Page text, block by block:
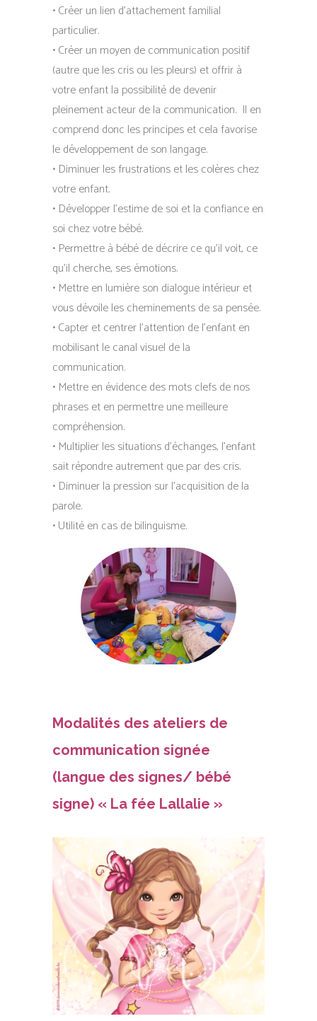
• Créer un lien d’attachement familial
particulier.
• Créer un moyen de communication positif
(autre que les cris ou les pleurs) et offrir à
votre enfant la possibilité de devenir
pleinement acteur de la communication. Il en
comprend donc les principes et cela favorise
le développement de son langage.
• Diminuer les frustrations et les colères chez
votre enfant.
• Développer l’estime de soi et la confiance en
soi chez votre bébé.
• Permettre à bébé de décrire ce qu’il voit, ce
qu’il cherche, ses émotions.
• Mettre en lumière son dialogue intérieur et
vous dévoile les cheminements de sa pensée.
• Capter et centrer l’attention de l’enfant en
mobilisant le canal visuel de la
communication.
• Mettre en évidence des mots clefs de nos
phrases et en permettre une meilleure
compréhension.
• Multiplier les situations d’échanges, l’enfant
sait répondre autrement que par des cris.
• Diminuer la pression sur l’acquisition de la
parole.
• Utilité en cas de bilinguisme.
Modalités des ateliers de
communication signée
(langue des signes/ bébé
signe) « La fée Lallalie »